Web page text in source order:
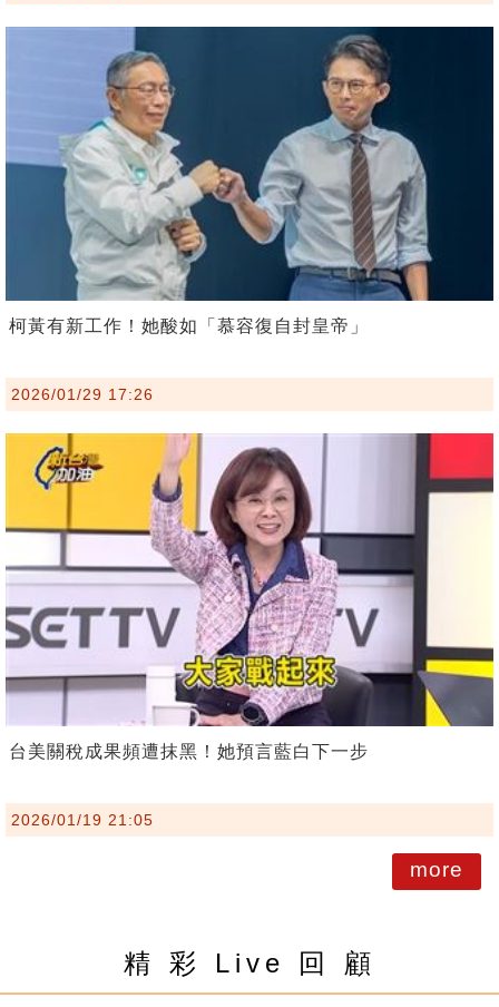
柯黃有新工作！她酸如「慕容復自封皇帝」
2026/01/29 17:26
台美關稅成果頻遭抹黑！她預言藍白下一步
2026/01/19 21:05
more
精 彩 Live 回 顧